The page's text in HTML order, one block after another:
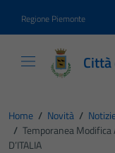
Regione Piemonte
Home / Novità /
/ Temporanea Modifica
D’ITALIA